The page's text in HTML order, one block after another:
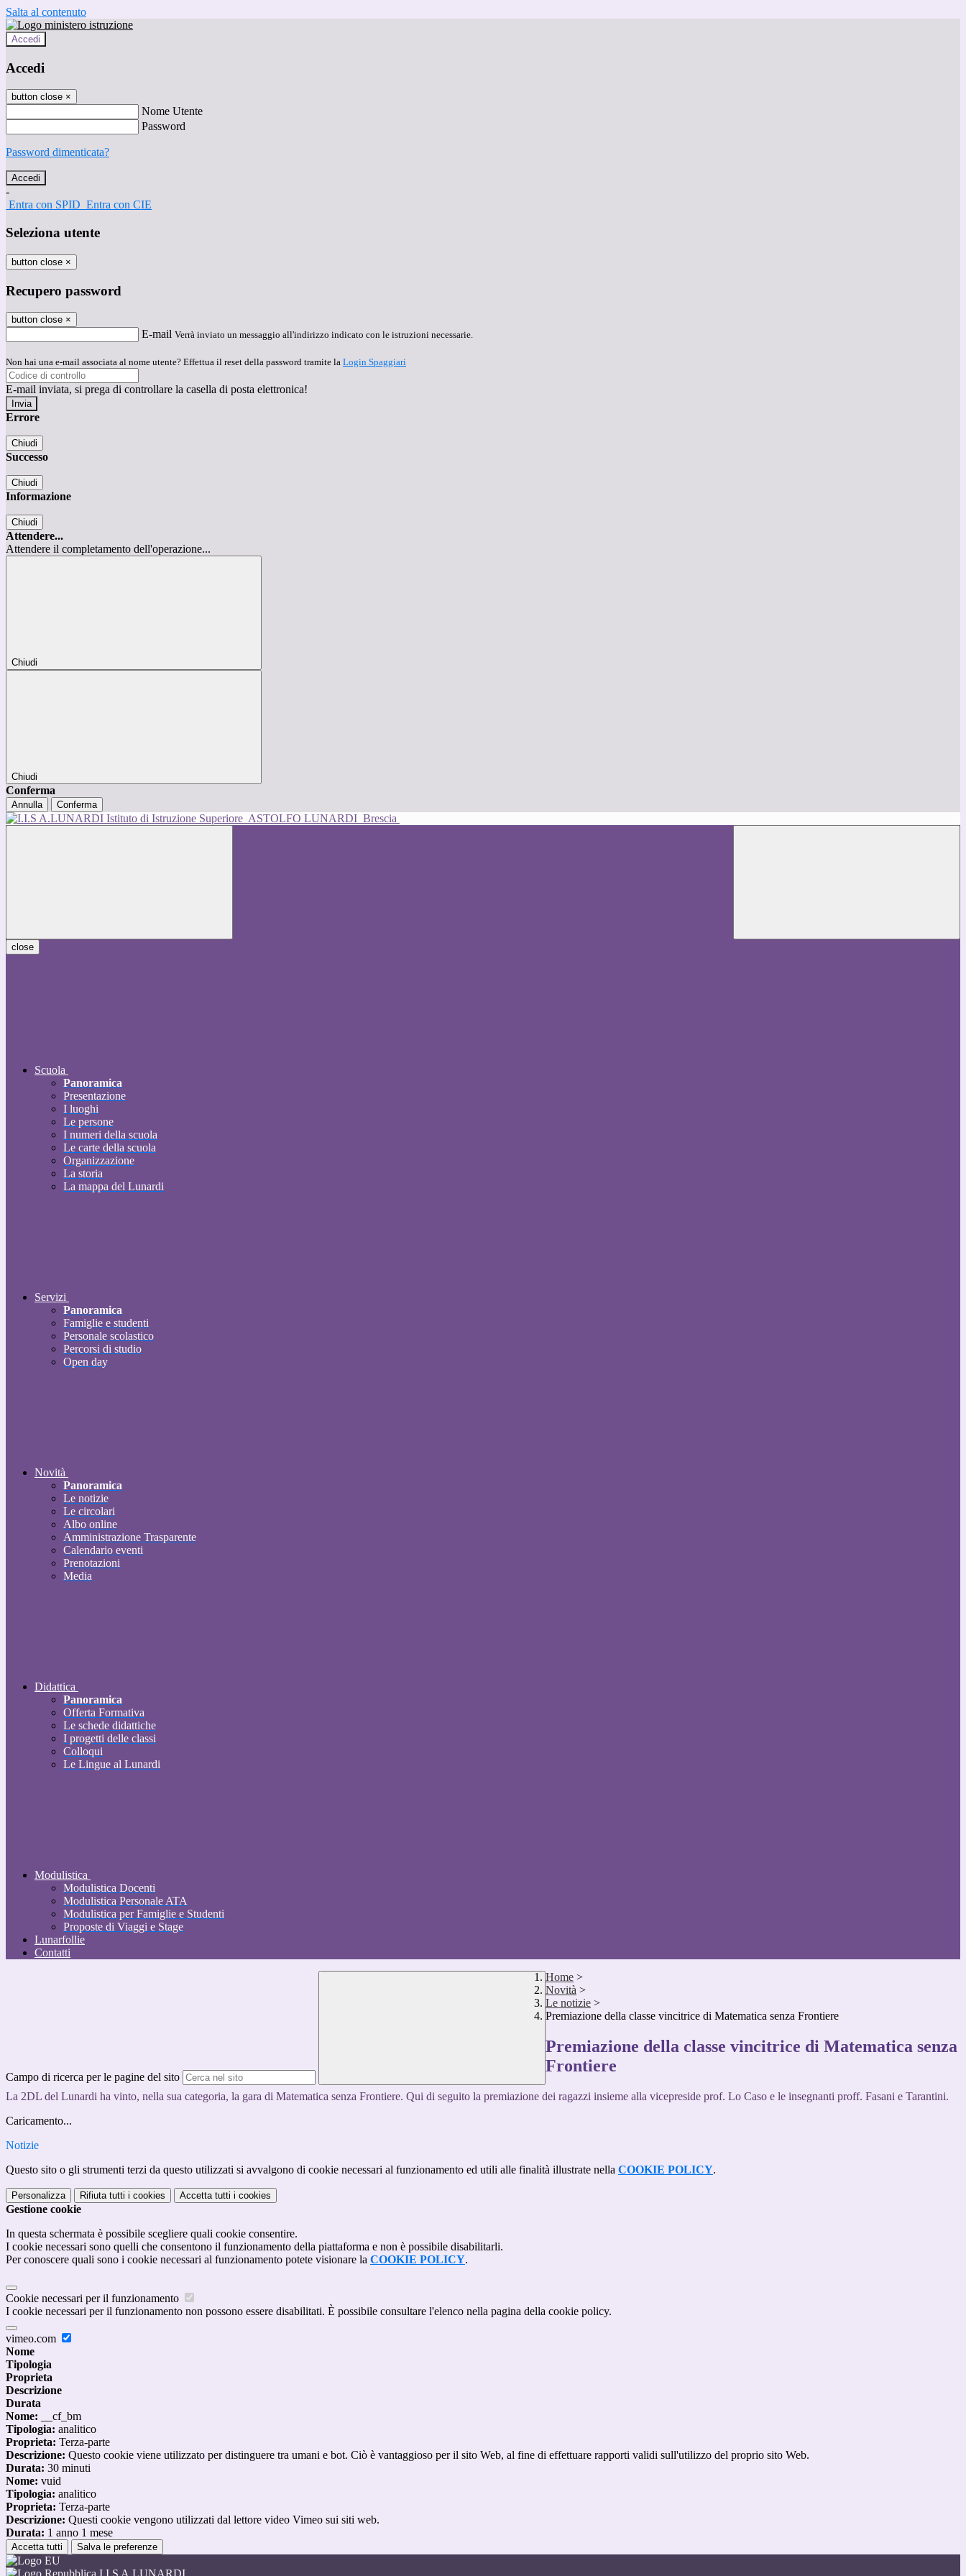
Salta al contenuto
Accedi
Accedi
button close ×
Nome Utente
Password
Password dimenticata?
-
Entra con SPID Entra con CIE
Seleziona utente
button close ×
Recupero password
button close ×
E-mail Verrà inviato un messaggio all'indirizzo indicato con le istruzioni necessarie.
Non hai una e-mail associata al nome utente? Effettua il reset della password tramite la Login Spaggiari
E-mail inviata, si prega di controllare la casella di posta elettronica!
Errore
Chiudi
Successo
Chiudi
Informazione
Chiudi
Attendere...
Attendere il completamento dell'operazione...
Chiudi
Chiudi
Conferma
Annulla Conferma
Istituto di Istruzione Superiore ASTOLFO LUNARDI Brescia
close
Scuola
Panoramica
Presentazione
I luoghi
Le persone
I numeri della scuola
Le carte della scuola
Organizzazione
La storia
La mappa del Lunardi
Servizi
Panoramica
Famiglie e studenti
Personale scolastico
Percorsi di studio
Open day
Novità
Panoramica
Le notizie
Le circolari
Albo online
Amministrazione Trasparente
Calendario eventi
Prenotazioni
Media
Didattica
Panoramica
Offerta Formativa
Le schede didattiche
I progetti delle classi
Colloqui
Le Lingue al Lunardi
Modulistica
Modulistica Docenti
Modulistica Personale ATA
Modulistica per Famiglie e Studenti
Proposte di Viaggi e Stage
Lunarfollie
Contatti
Campo di ricerca per le pagine del sito
Home >
Novità >
Le notizie >
Premiazione della classe vincitrice di Matematica senza Frontiere
Premiazione della classe vincitrice di Matematica senza
Frontiere
La 2DL del Lunardi ha vinto, nella sua categoria, la gara di Matematica senza Frontiere. Qui di seguito la premiazione dei ragazzi insieme alla vicepreside prof. Lo Caso e le insegnanti proff. Fasani e Tarantini.
Caricamento...
Notizie
Questo sito o gli strumenti terzi da questo utilizzati si avvalgono di cookie necessari al funzionamento ed utili alle finalità illustrate nella COOKIE POLICY.
Personalizza Rifiuta tutti i cookies Accetta tutti i cookies
Gestione cookie
In questa schermata è possibile scegliere quali cookie consentire.
I cookie necessari sono quelli che consentono il funzionamento della piattaforma e non è possibile disabilitarli.
Per conoscere quali sono i cookie necessari al funzionamento potete visionare la COOKIE POLICY.
Cookie necessari per il funzionamento
I cookie necessari per il funzionamento non possono essere disabilitati. È possibile consultare l'elenco nella pagina della cookie policy.
vimeo.com
Nome
Tipologia
Proprieta
Descrizione
Durata
Nome: __cf_bm
Tipologia: analitico
Proprieta: Terza-parte
Descrizione: Questo cookie viene utilizzato per distinguere tra umani e bot. Ciò è vantaggioso per il sito Web, al fine di effettuare rapporti validi sull'utilizzo del proprio sito Web.
Durata: 30 minuti
Nome: vuid
Tipologia: analitico
Proprieta: Terza-parte
Descrizione: Questi cookie vengono utilizzati dal lettore video Vimeo sui siti web.
Durata: 1 anno 1 mese
Accetta tutti Salva le preferenze